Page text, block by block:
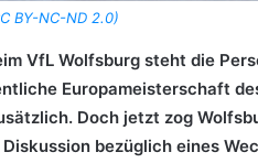
BY-NC-ND 2.0)
VfL Wolfsburg steht die
Europameisterschaft
Doch jetzt zog
bezüglich eines